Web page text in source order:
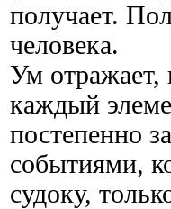
получает.
человека.
Ум отражает,
каждый
постепенно
событиями,
судоку,